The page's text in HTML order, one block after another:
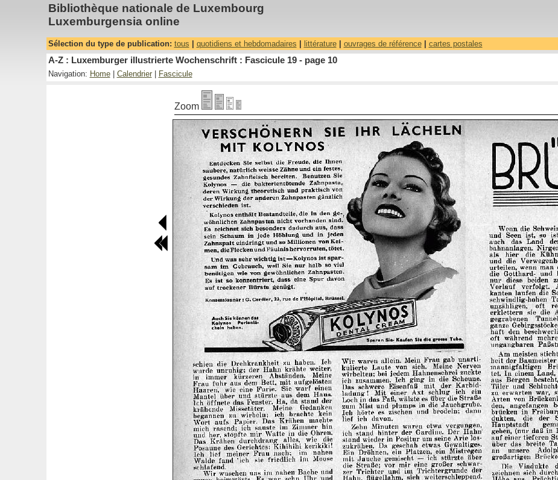
Bibliothèque nationale de Luxembourg
Luxemburgensia online
Sélection du type de publication: tous quotidiens et hebdomadaires littérature| ouvrages de référence| cartes postales
A-Z : Luxemburger illustrierte Wochenschrift : Fascicule 19 - page 10
Navigation: Home| Calendrier| Fascicule
Zoom